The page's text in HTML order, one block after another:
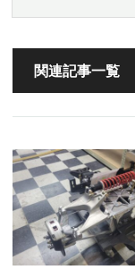
関連記事一覧